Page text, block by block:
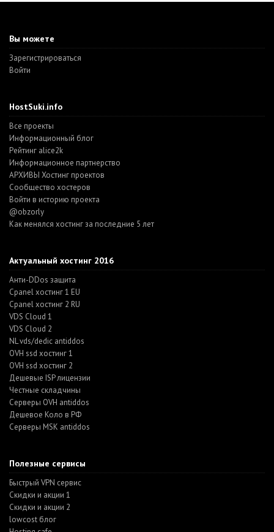
Вы можете
Зарегистрироваться
Войти
HostSuki.info
Все проекты
Информационный блог
Рейтинг alice2k
Информационное партнерство
АРХИВЫ Хостинг проектов
Cообщество хостеров
Войти в историю проекта
@obzorly
Как менялся хостинг за последние 5 лет
Актуальный хостинг 2016
Анти-DDos защита
Cpanel хостинг 1 EU
Cpanel хостинг 2 RU
VDS Cloud 1
VDS Cloud 2
NL vds/dedic antiddos
OVH ssd хостинг 1
OVH ssd хостинг 2
Дешевые ISP лицензии
Честные складчины
Серверы OVH antiddos
Дешевое Коло в РФ
Серверы MSK antiddos
Полезные сервисы
Быстрый VPN сервис
Скидки и акции 1
Скидки и акции 2
lowcost блог